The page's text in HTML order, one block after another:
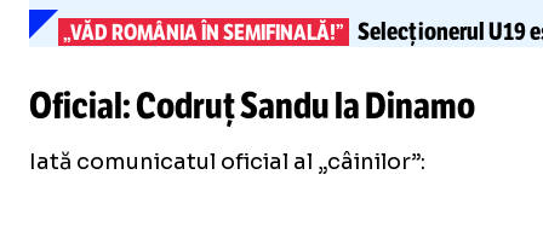
„VĂD ROMÂNIA ÎN SEMIFINALĂ!” Selecționerul U19
Oficial: Codruț Sandu la Dinamo
Iată comunicatul oficial al „câinilor”: